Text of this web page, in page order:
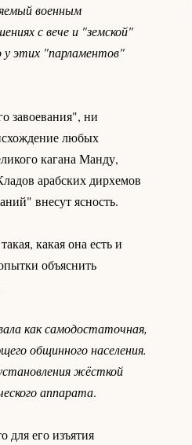
военным
с вече и "земской"
у этих "парламентов"
завоевания", ни
любых
кагана Манду,
арабских дирхемов
внесут ясность.
какая она есть и
объяснить
как самодостаточная,
общинного населения.
жёсткой
аппарата.
для его изъятия